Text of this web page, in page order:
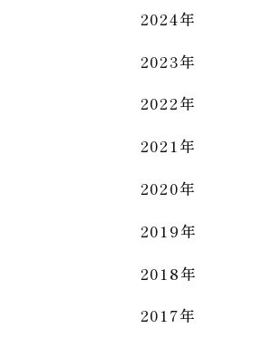
2024年
2023年
2022年
2021年
2020年
2019年
2018年
2017年